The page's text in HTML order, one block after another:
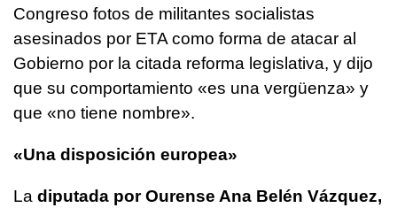
Congreso fotos de militantes socialistas
asesinados por ETA como forma de atacar al
Gobierno por la citada reforma legislativa, y dijo
que su comportamiento «es una vergüenza» y
que «no tiene nombre».
«Una disposición europea»
La diputada por Ourense Ana Belén Vázquez,